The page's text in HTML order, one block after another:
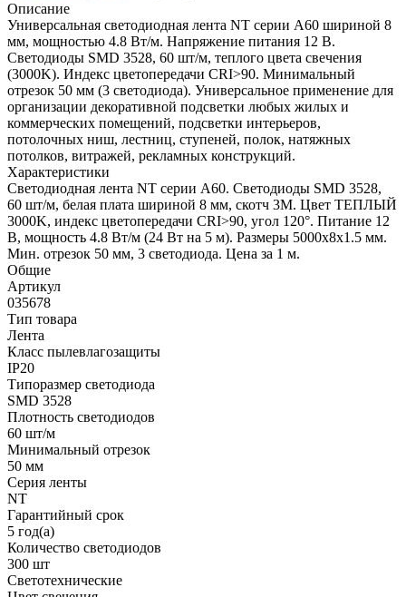
Описание
Универсальная светодиодная лента NT серии A60 шириной 8
мм, мощностью 4.8 Вт/м. Напряжение питания 12 В.
Светодиоды SMD 3528, 60 шт/м, теплого цвета свечения
(3000K). Индекс цветопередачи CRI>90. Минимальный
отрезок 50 мм (3 светодиода). Универсальное применение для
организации декоративной подсветки любых жилых и
коммерческих помещений, подсветки интерьеров,
потолочных ниш, лестниц, ступеней, полок, натяжных
потолков, витражей, рекламных конструкций.
Характеристики
Светодиодная лента NT серии A60. Светодиоды SMD 3528,
60 шт/м, белая плата шириной 8 мм, скотч 3M. Цвет ТЕПЛЫЙ
3000K, индекс цветопередачи CRI>90, угол 120°. Питание 12
В, мощность 4.8 Вт/м (24 Вт на 5 м). Размеры 5000x8x1.5 мм.
Мин. отрезок 50 мм, 3 светодиода. Цена за 1 м.
Общие
Артикул
035678
Тип товара
Лента
Класс пылевлагозащиты
IP20
Типоразмер светодиода
SMD 3528
Плотность светодиодов
60 шт/м
Минимальный отрезок
50 мм
Серия ленты
NT
Гарантийный срок
5 год(а)
Количество светодиодов
300 шт
Светотехнические